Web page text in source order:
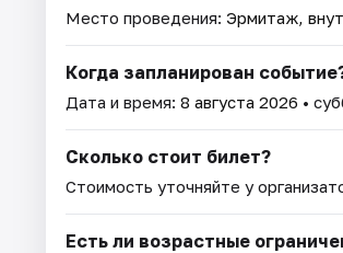
Место проведения: Эрмитаж,
Когда запланирован
Дата и время: 8 августа 2026 •
Сколько стоит билет?
Стоимость уточняйте у
Есть ли возрастные